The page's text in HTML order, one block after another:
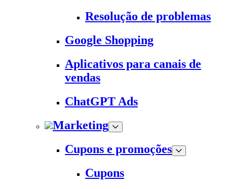
Resolução de problemas
Google Shopping
Aplicativos para canais de
vendas
ChatGPT Ads
Marketing
Cupons e promoções
Cupons